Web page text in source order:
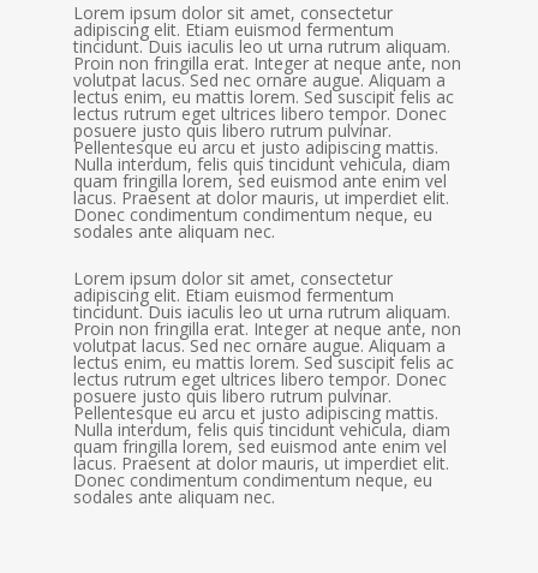
Lorem ipsum dolor sit amet, consectetur
adipiscing elit. Etiam euismod fermentum
tincidunt. Duis iaculis leo ut urna rutrum aliquam.
Proin non fringilla erat. Integer at neque ante, non
volutpat lacus. Sed nec ornare augue. Aliquam a
lectus enim, eu mattis lorem. Sed suscipit felis ac
lectus rutrum eget ultrices libero tempor. Donec
posuere justo quis libero rutrum pulvinar.
Pellentesque eu arcu et justo adipiscing mattis.
Nulla interdum, felis quis tincidunt vehicula, diam
quam fringilla lorem, sed euismod ante enim vel
lacus. Praesent at dolor mauris, ut imperdiet elit.
Donec condimentum condimentum neque, eu
sodales ante aliquam nec.
Lorem ipsum dolor sit amet, consectetur
adipiscing elit. Etiam euismod fermentum
tincidunt. Duis iaculis leo ut urna rutrum aliquam.
Proin non fringilla erat. Integer at neque ante, non
volutpat lacus. Sed nec ornare augue. Aliquam a
lectus enim, eu mattis lorem. Sed suscipit felis ac
lectus rutrum eget ultrices libero tempor. Donec
posuere justo quis libero rutrum pulvinar.
Pellentesque eu arcu et justo adipiscing mattis.
Nulla interdum, felis quis tincidunt vehicula, diam
quam fringilla lorem, sed euismod ante enim vel
lacus. Praesent at dolor mauris, ut imperdiet elit.
Donec condimentum condimentum neque, eu
sodales ante aliquam nec.